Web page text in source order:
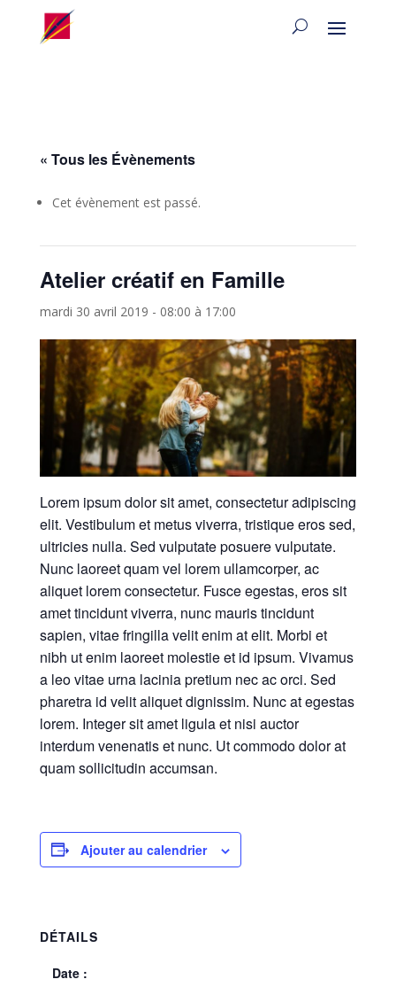
« Tous les Évènements
Cet évènement est passé.
Atelier créatif en Famille
mardi 30 avril 2019 - 08:00 à 17:00
Lorem ipsum dolor sit amet, consectetur adipiscing
elit. Vestibulum et metus viverra, tristique eros sed,
ultricies nulla. Sed vulputate posuere vulputate.
Nunc laoreet quam vel lorem ullamcorper, ac
aliquet lorem consectetur. Fusce egestas, eros sit
amet tincidunt viverra, nunc mauris tincidunt
sapien, vitae fringilla velit enim at elit. Morbi et
nibh ut enim laoreet molestie et id ipsum. Vivamus
a leo vitae urna lacinia pretium nec ac orci. Sed
pharetra id velit aliquet dignissim. Nunc at egestas
lorem. Integer sit amet ligula et nisi auctor
interdum venenatis et nunc. Ut commodo dolor at
quam sollicitudin accumsan.
Ajouter au calendrier
DÉTAILS
Date :